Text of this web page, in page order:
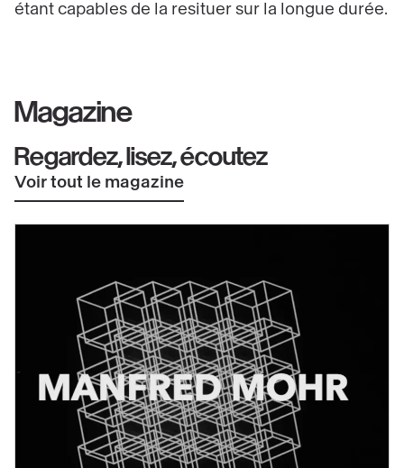
étant capables de la resituer sur la longue durée.
Magazine
Regardez, lisez, écoutez
Voir tout le magazine